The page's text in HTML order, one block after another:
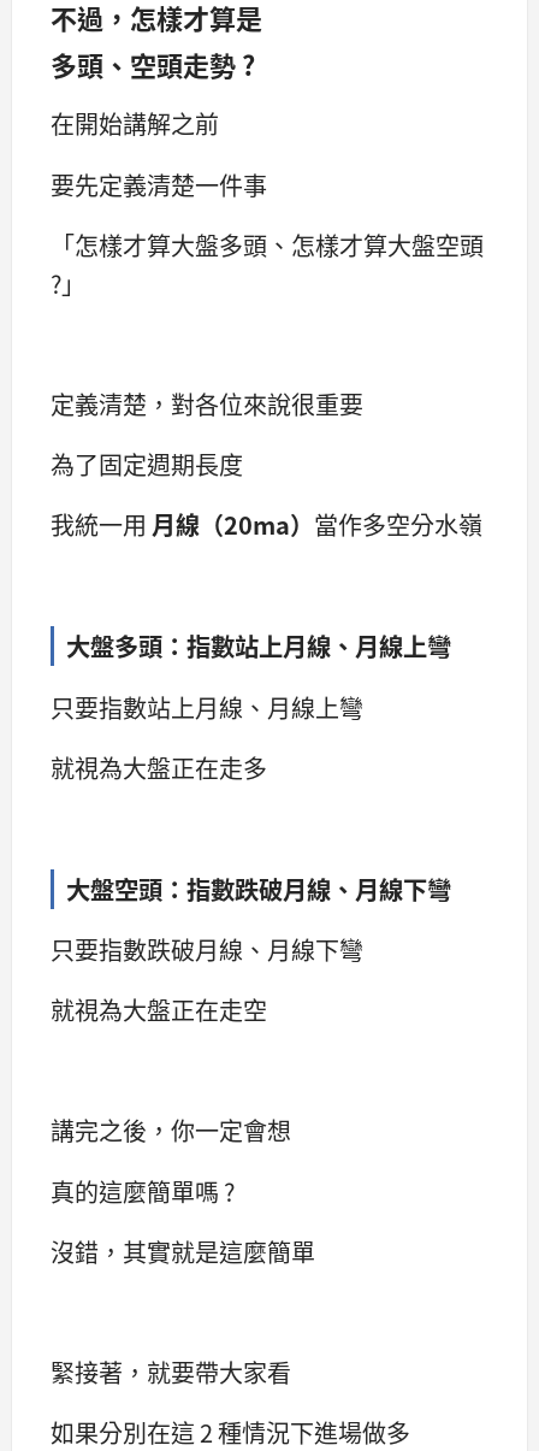
不過，怎樣才算是
多頭、空頭走勢 ?
在開始講解之前
要先定義清楚一件事
「怎樣才算大盤多頭、怎樣才算大盤空頭
?」
定義清楚，對各位來說很重要
為了固定週期長度
我統一用 月線（20ma） 當作多空分水嶺
大盤多頭：指數站上月線、月線上彎
只要指數站上月線、月線上彎
就視為大盤正在走多
大盤空頭：指數跌破月線、月線下彎
只要指數跌破月線、月線下彎
就視為大盤正在走空
講完之後，你一定會想
真的這麼簡單嗎 ?
沒錯，其實就是這麼簡單
緊接著，就要帶大家看
如果分別在這 2 種情況下進場做多